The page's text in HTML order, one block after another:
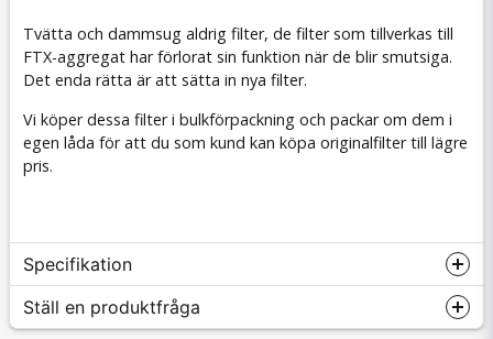
Tvätta och dammsug aldrig filter, de filter som tillverkas till
FTX-aggregat har förlorat sin funktion när de blir smutsiga.
Det enda rätta är att sätta in nya filter.
Vi köper dessa filter i bulkförpackning och packar om dem i
egen låda för att du som kund kan köpa originalfilter till lägre
pris.
Specifikation
Filterspecifikation
Ställ en produktfråga